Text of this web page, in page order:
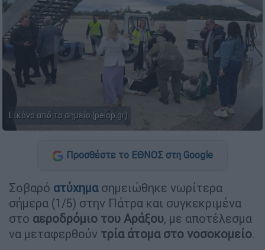
Εικόνα από το σημείο (pelop.gr)
Προσθέστε το ΕΘΝΟΣ στη Google
Σοβαρό ατύχημασημειώθηκε νωρίτερα
σήμερα (1/5) στην Πάτρα και συγκεκριμένα
στο αεροδρόμιο του Αράξου, με αποτέλεσμα
να μεταφερθούν τρία άτομα στο νοσοκομείο.